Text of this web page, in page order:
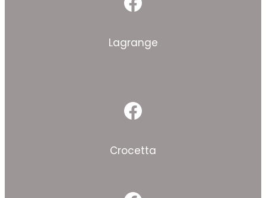
Facebook
Lagrange
Facebook
Crocetta